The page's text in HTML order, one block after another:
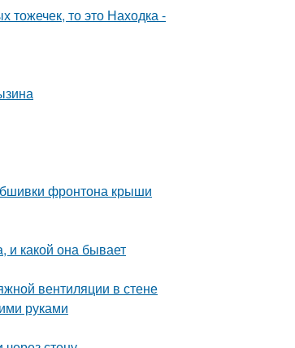
тожечек, то это Находка -
фронтона крыши
и какой она бывает
вентиляции в стене
руками